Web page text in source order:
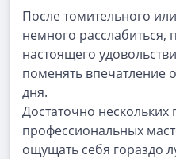
После томительного
немного расслабиться,
настоящего
поменять впечатление
дня.
Достаточно
профессиональных
ощущать себя гораздо